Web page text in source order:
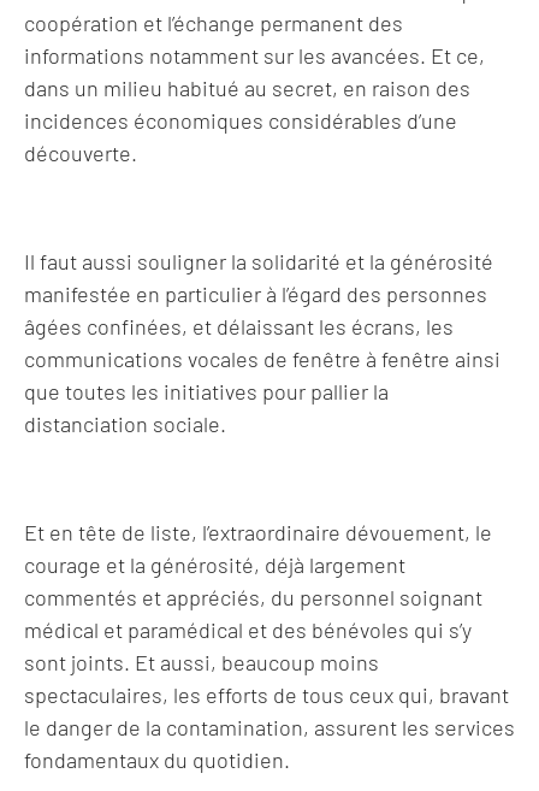
coopération et l’échange permanent des
informations notamment sur les avancées. Et ce,
dans un milieu habitué au secret, en raison des
incidences économiques considérables d’une
découverte.
Il faut aussi souligner la solidarité et la générosité
manifestée en particulier à l’égard des personnes
âgées confinées, et délaissant les écrans, les
communications vocales de fenêtre à fenêtre ainsi
que toutes les initiatives pour pallier la
distanciation sociale.
Et en tête de liste, l’extraordinaire dévouement, le
courage et la générosité, déjà largement
commentés et appréciés, du personnel soignant
médical et paramédical et des bénévoles qui s’y
sont joints. Et aussi, beaucoup moins
spectaculaires, les efforts de tous ceux qui, bravant
le danger de la contamination, assurent les services
fondamentaux du quotidien.